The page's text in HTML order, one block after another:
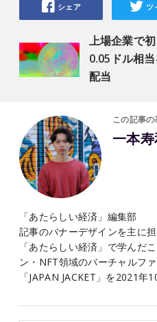
上場企業で
0.05ドル相
配当
シェア ツ
この記事
一本
「あたらしい経済」編集部
記事のバナーデザインを主に
「あたらしい経済」で学んだ
ン・NFT領域のバーチャルフ
「JAPAN JACKET」を2021年